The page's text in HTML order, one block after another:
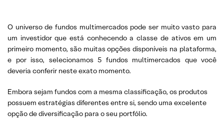
O universo de fundos multimercados pode ser muito vasto para
um investidor que está conhecendo a classe de ativos em um
primeiro momento, são muitas opções disponíveis na plataforma,
e por isso, selecionamos 5 fundos multimercados que você
deveria conferir neste exato momento.
Embora sejam fundos com a mesma classificação, os produtos
possuem estratégias diferentes entre si, sendo uma excelente
opção de diversificação para o seu portfólio.